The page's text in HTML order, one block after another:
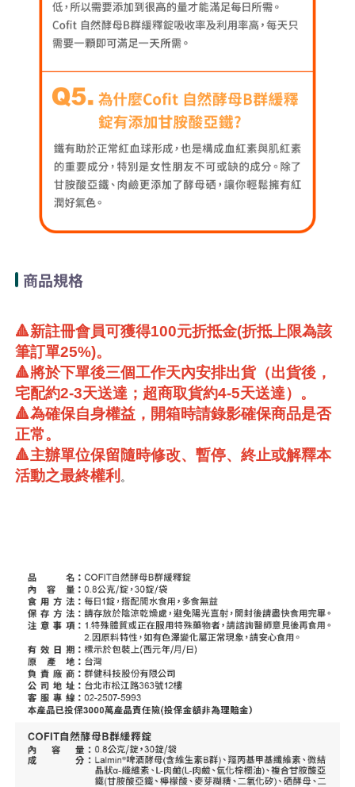
商品規格
🔺新註冊會員可獲得100元折抵金(折抵上限為該
筆訂單25%)。
🔺將於下單後三個工作天內安排出貨（出貨後，
宅配約2-3天送達；超商取貨約4-5天送達）。
🔺為確保自身權益，開箱時請錄影確保商品是否
正常。
🔺主辦單位保留隨時修改、暫停、終止或解釋本
活動之最終權利 。